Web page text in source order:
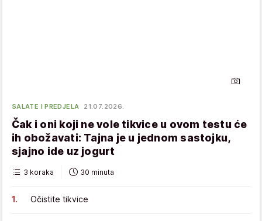
SALATE I PREDJELA 21.07.2026.
Čak i oni koji ne vole tikvice u ovom testu će
ih obožavati: Tajna je u jednom sastojku,
sjajno ide uz jogurt
3 koraka 30 minuta
Očistite tikvice